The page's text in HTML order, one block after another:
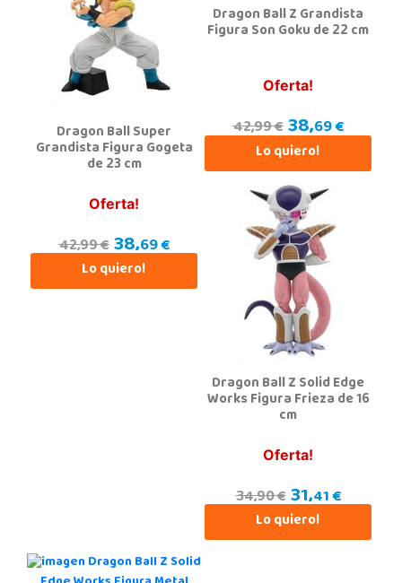
Dragon Ball Super
Grandista Figura Gogeta
de 23 cm
Oferta!
42,99 €38,69 €
Lo quiero!
Dragon Ball Z Grandista
Figura Son Goku de 22 cm
Oferta!
42,99 €38,69 €
Lo quiero!
Dragon Ball Z Solid Edge
Works Figura Frieza de 16
cm
Oferta!
34,90 €31,41 €
Lo quiero!